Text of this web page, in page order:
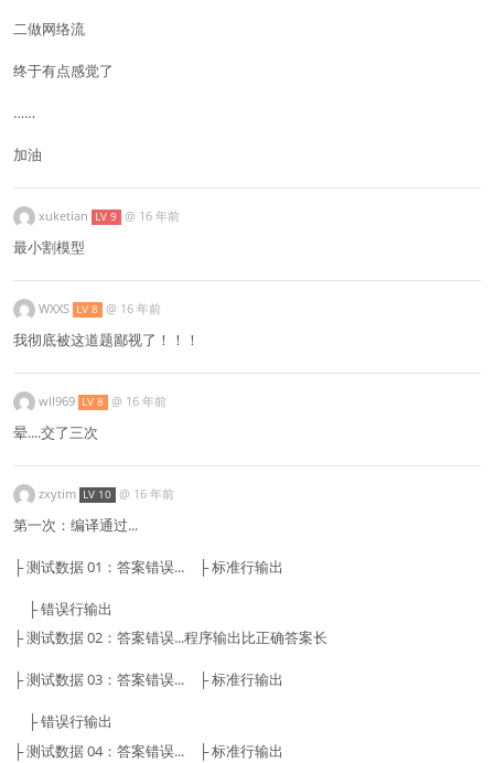
二做网络流
终于有点感觉了
……
加油
xuketian LV 9 @ 16 年前
最小割模型
WXXS LV 8 @ 16 年前
我彻底被这道题鄙视了！！！
wll969 LV 8 @ 16 年前
晕....交了三次
zxytim LV 10 @ 16 年前
第一次：编译通过...
├ 测试数据 01：答案错误... ├ 标准行输出
├ 错误行输出
├ 测试数据 02：答案错误...程序输出比正确答案长
├ 测试数据 03：答案错误... ├ 标准行输出
├ 错误行输出
├ 测试数据 04：答案错误... ├ 标准行输出